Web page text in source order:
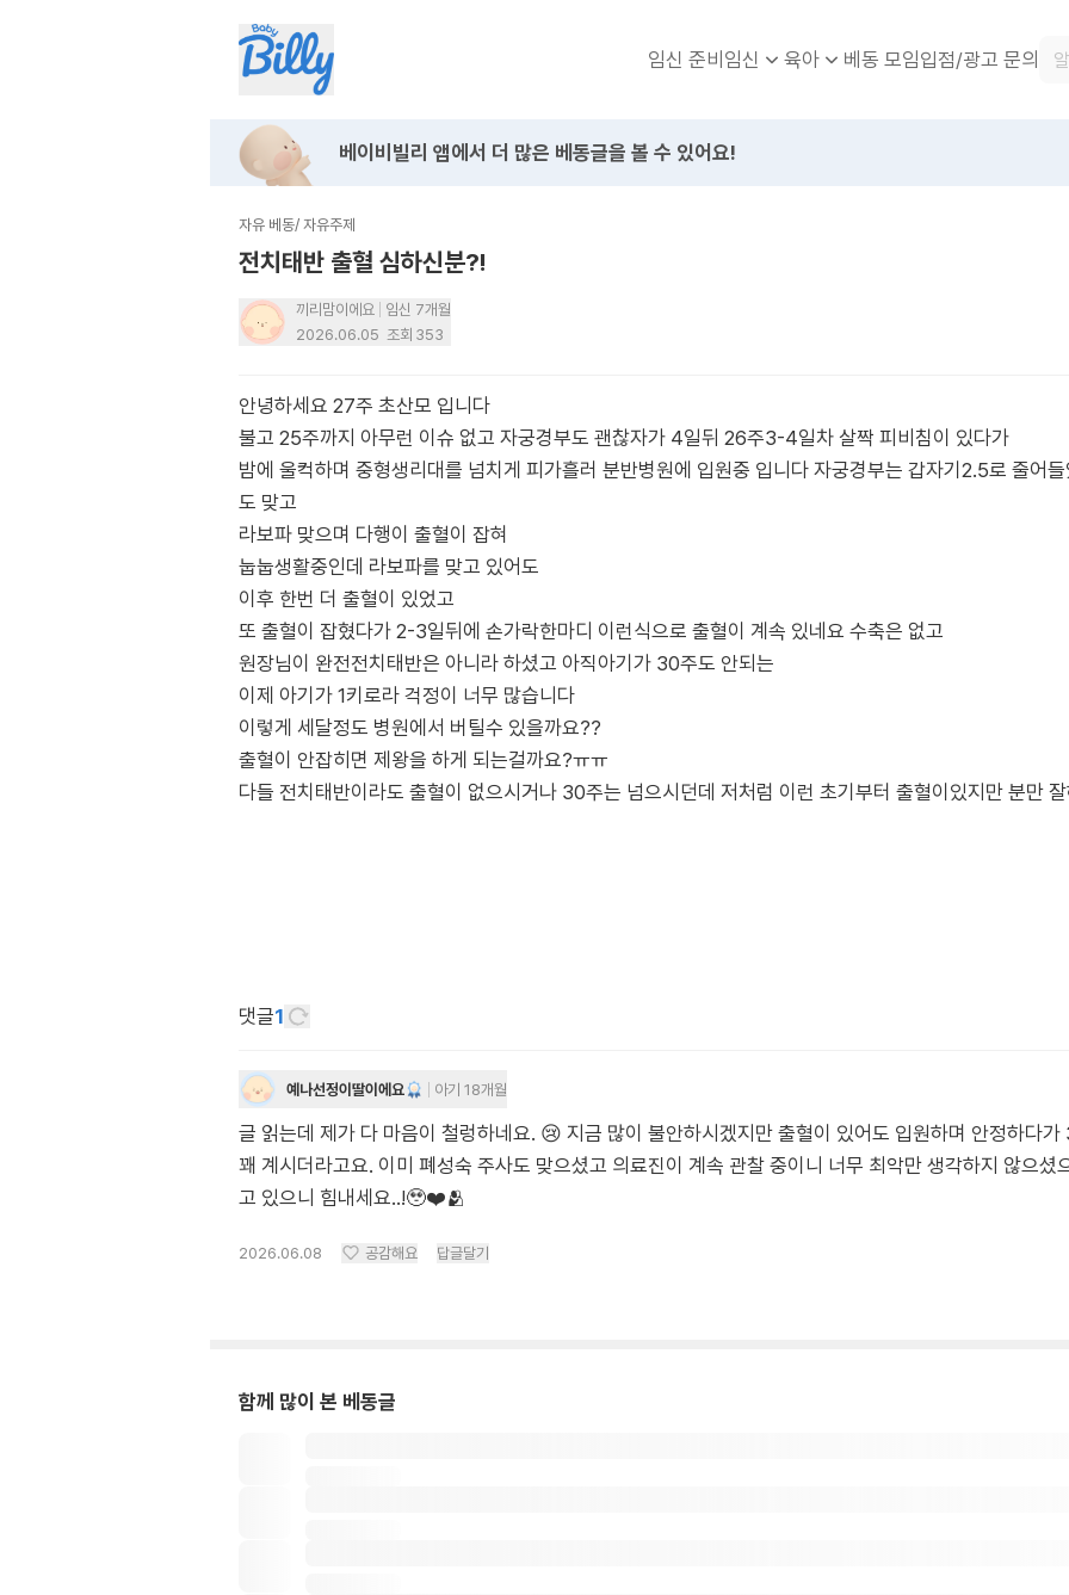
임신 준비임신 육아 베동 모임입점/광고 문의
베이비빌리 앱에서 더 많은 베동글을 볼 수 있어요!
자유 베동/ 자유주제
전치태반 출혈 심하신분?!
끼리맘이에요
임신 7개월
2026.06.05 조회 353
안녕하세요 27주 초산모 입니다
불고 25주까지 아무런 이슈 없고 자궁경부도 괜찮자가 4일뒤 26주3-4일차 살짝 피비침이 있다가
밤에 울컥하며 중형생리대를 넘치게 피가흘러 분반병원에 입원중 입니다 자궁경부는 갑자기2.5로 줄어
도 맞고
라보파 맞으며 다행이 출혈이 잡혀
눕눕생활중인데 라보파를 맞고 있어도
이후 한번 더 출혈이 있었고
또 출혈이 잡혔다가 2-3일뒤에 손가락한마디 이런식으로 출혈이 계속 있네요 수축은 없고
원장님이 완전전치태반은 아니라 하셨고 아직아기가 30주도 안되는
이제 아기가 1키로라 걱정이 너무 많습니다
이렇게 세달정도 병원에서 버틸수 있을까요??
출혈이 안잡히면 제왕을 하게 되는걸까요?ㅠㅠ
댓글1
예나선정이딸이에요 아기 18개월
글 읽는데 제가 다 마음이 철렁하네요. 😢 지금 많이 불안하시겠지만 출혈이 있어도 입원하며 안정하다
꽤 계시더라고요. 이미 폐성숙 주사도 맞으셨고 의료진이 계속 관찰 중이니 너무 최악만 생각하지 않으셨
고 있으니 힘내세요..!🥹❤️🫂
2026.06.08 공감해요 답글달기
함께 많이 본 베동글